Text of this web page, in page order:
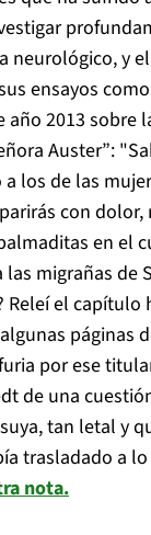
neurológico, y
ensayos
año 2013 sobre
Auster”:
los de las
con dolor,
en el
las migrañas de
Releí el
páginas
por ese
de una
tan letal y
trasladado a lo
nota.